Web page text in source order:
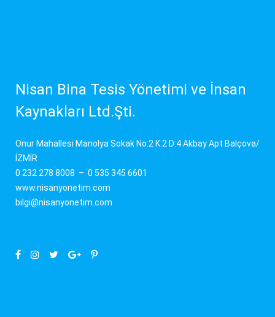
Nisan Bina Tesis Yönetimi ve İnsan
Kaynakları Ltd.Şti.
Onur Mahallesi Manolya Sokak No:2 K:2 D:4 Akbay Apt Balçova/
İZMİR
0 232 278 8008 – 0 535 345 6601
www.nisanyonetim.com
bilgi@nisanyonetim.com